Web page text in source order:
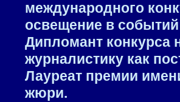
международного
освещение в событий
Дипломант конкурса
журналистику как
Лауреат премии
жюри.